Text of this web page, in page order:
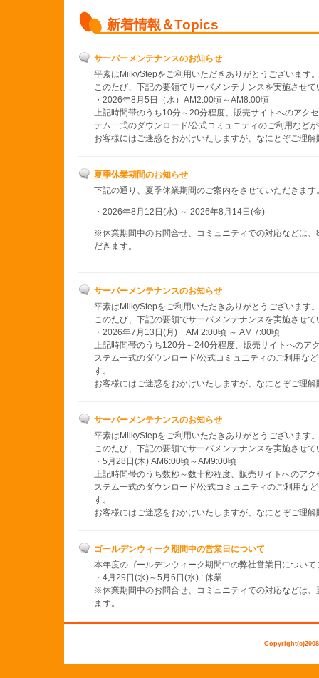
新着情報＆Topics
サーバーメンテナンスのお知らせ
平素はMilkyStepをご利用いただきありがとうございます。
このたび、下記の要領でサーバメンテナンスを実施させ
・2026年8月5日（水）AM2:00頃～AM8:00頃
上記時間帯のうち10分～20分程度、販売サイトへのアク
テム一式のダウンロード/公式コミュニティのご利用など
お客様にはご迷惑をおかけいたしますが、なにとぞご理
夏季休業期間のお知らせ
下記の通り、夏季休業期間のご案内をさせていただきます
・2026年8月12日(水) ～ 2026年8月14日(金)
※休業期間中のお問合せ、コミュニティでの対応などは
だきます。
サーバーメンテナンスのお知らせ
平素はMilkyStepをご利用いただきありがとうございます。
このたび、下記の要領でサーバメンテナンスを実施させ
・2026年7月13日(月) AM 2:00頃 ～ AM 7:00頃
上記時間帯のうち120分～240分程度、販売サイトへのア
ステム一式のダウンロード/公式コミュニティのご利用な
す。
お客様にはご迷惑をおかけいたしますが、なにとぞご理
サーバーメンテナンスのお知らせ
平素はMilkyStepをご利用いただきありがとうございます。
このたび、下記の要領でサーバメンテナンスを実施させ
・5月28日(木) AM6:00頃～AM9:00頃
上記時間帯のうち数秒～数十秒程度、販売サイトへのア
ステム一式のダウンロード/公式コミュニティのご利用な
す。
お客様にはご迷惑をおかけいたしますが、なにとぞご理
ゴールデンウィーク期間中の営業日について
本年度のゴールデンウィーク期間中の弊社営業日につい
・4月29日(水)～5月6日(水) : 休業
※休業期間中のお問合せ、コミュニティでの対応などは
ます。